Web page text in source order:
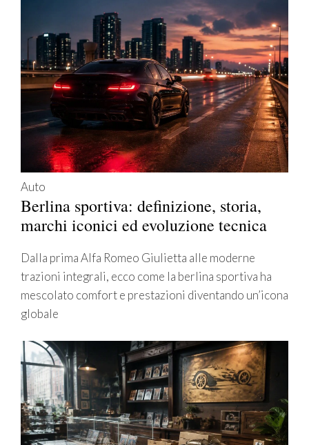
Auto
Berlina sportiva: definizione, storia,
marchi iconici ed evoluzione tecnica
Dalla prima Alfa Romeo Giulietta alle moderne
trazioni integrali, ecco come la berlina sportiva ha
mescolato comfort e prestazioni diventando un’icona
globale